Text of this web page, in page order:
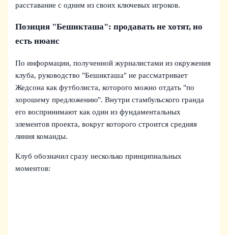
расставание с одним из своих ключевых игроков.
Позиция "Бешикташа": продавать не хотят, но
есть нюанс
По информации, полученной журналистами из окружения
клуба, руководство "Бешикташа" не рассматривает
Жедсона как футболиста, которого можно отдать "по
хорошему предложению". Внутри стамбульского гранда
его воспринимают как один из фундаментальных
элементов проекта, вокруг которого строится средняя
линия команды.
Клуб обозначил сразу несколько принципиальных
моментов: